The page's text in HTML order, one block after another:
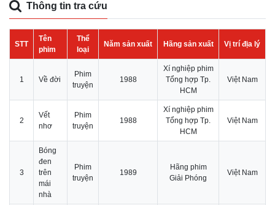
Thông tin tra cứu
STT
Tên
phim
Thể
loại
Năm sản xuất Hãng sản xuất Vị trí địa lý
1 Về đời
Phim
truyện
1988
Xí nghiệp phim
Tổng hợp Tp.
HCM
Việt Nam
2
Vết
nhơ
Phim
truyện
1988
Xí nghiệp phim
Tổng hợp Tp.
HCM
Việt Nam
3
Bóng
đen
trên
mái
nhà
Phim
truyện
1989
Hãng phim
Giải Phóng
Việt Nam